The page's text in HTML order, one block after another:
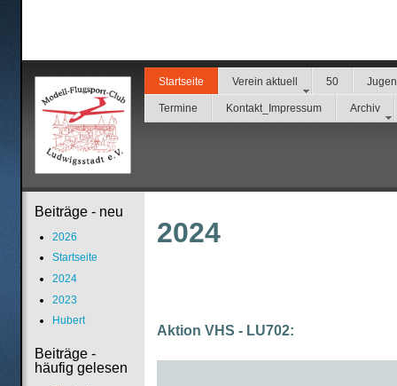
Startseite Verein aktuell 50
Termine Kontakt_Impressum Archiv
2024
Aktion VHS - LU702:
Beiträge - neu
2026
Startseite
2024
2023
Hubert
Beiträge -
häufig gelesen